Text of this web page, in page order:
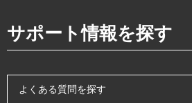
サポート情報を探す
よくある質問を探す